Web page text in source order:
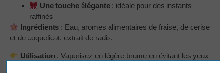
Une touche élégante : idéale pour des instants
raffinés
Ingrédients : Eau, aromes alimentaires de fraise, de cerise
et de coquelicot, extrait de radis.
Utilisation : Vaporisez en légère brume en évitant les yeux